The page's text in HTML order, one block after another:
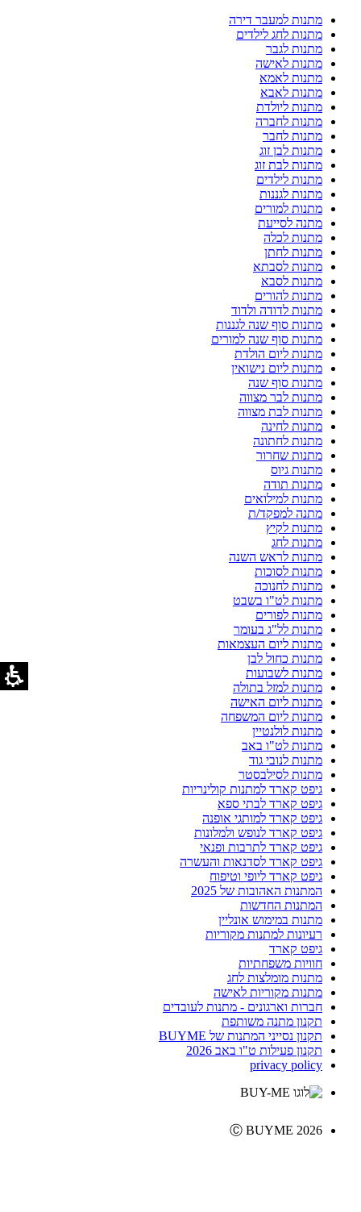
מתנות למעבר דירה
מתנות לחג לילדים
מתנות לגבר
מתנות לאישה
מתנות לאמא
מתנות לאבא
מתנות ליולדת
מתנות לחברה
מתנות לחבר
מתנות לבן זוג
מתנות לבת זוג
מתנות לילדים
מתנות לגננות
מתנות למורים
מתנה לסייעת
מתנות לכלה
מתנות לחתן
מתנות לסבתא
מתנות לסבא
מתנות להורים
מתנות לדודה ולדוד
מתנות סוף שנה לגננות
מתנות סוף שנה למורים
מתנות ליום הולדת
מתנות ליום נישואין
מתנות סוף שנה
מתנות לבר מצווה
מתנות לבת מצווה
מתנות לחינה
מתנות לחתונה
מתנות שחרור
מתנות גיוס
מתנות תודה
מתנות למילואים
מתנה למפקד/ת
מתנות לקיץ
מתנות לחג
מתנות לראש השנה
מתנות לסוכות
מתנות לחנוכה
מתנות לט"ו בשבט
מתנות לפורים
מתנות לל"ג בעומר
מתנות ליום העצמאות
מתנות כחול לבן
מתנות לשבועות
מתנות למזל בתולה
מתנות ליום האישה
מתנות ליום המשפחה
מתנות לולנטיין
מתנות לט"ו באב
מתנות לנובי גוד
מתנות לסילבסטר
גיפט קארד למתנות קולינריות
גיפט קארד לבתי ספא
גיפט קארד למותגי אופנה
גיפט קארד לנופש ולמלונות
גיפט קארד לתרבות ופנאי
גיפט קארד לסדנאות והעשרה
גיפט קארד ליופי וטיפוח
המתנות האהובות של 2025
המתנות החדשות
מתנות במימוש אונליין
רעיונות למתנות מקוריות
גיפט קארד
חוויות משפחתיות
מתנות מומלצות לחג
מתנות מקוריות לאישה
חברות וארגונים - מתנות לעובדים
תקנון מתנה משותפת
תקנון נסייני המתנות של BUYME
תקנון פעילות ט"ו באב 2026
privacy policy
Ⓒ BUYME 2026